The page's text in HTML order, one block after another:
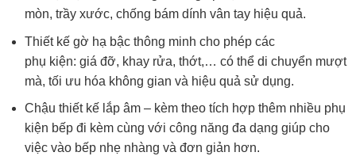
mòn, trầy xước, chống bám dính vân tay hiệu quả.
Thiết kế gờ hạ bậc thông minh cho phép các
phụ kiện: giá đỡ, khay rửa, thớt,… có thể di chuyển mượt
mà, tối ưu hóa không gian và hiệu quả sử dụng.
Chậu thiết kế lắp âm – kèm theo tích hợp thêm nhiều phụ
kiện bếp đi kèm cùng với công năng đa dạng giúp cho
việc vào bếp nhẹ nhàng và đơn giản hơn.